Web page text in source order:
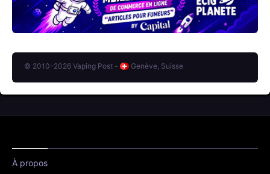
© 2010-2026 Vaping Post - Genève, Suisse
À propos